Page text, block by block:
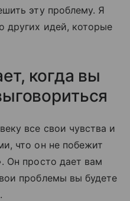
эту проблему. Я
других идей, которые
когда вы
все свои чувства и
что он не побежит
Он просто дает вам
проблемы вы будете